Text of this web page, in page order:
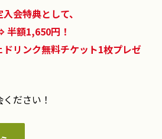
会特典として、
半額1,650円！
リンク無料チケット1枚プレゼ
ださい！